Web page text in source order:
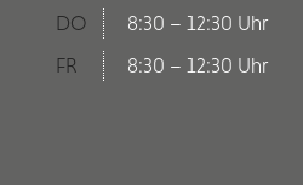
DO
8:30 – 12:30 Uhr
FR
8:30 – 12:30 Uhr